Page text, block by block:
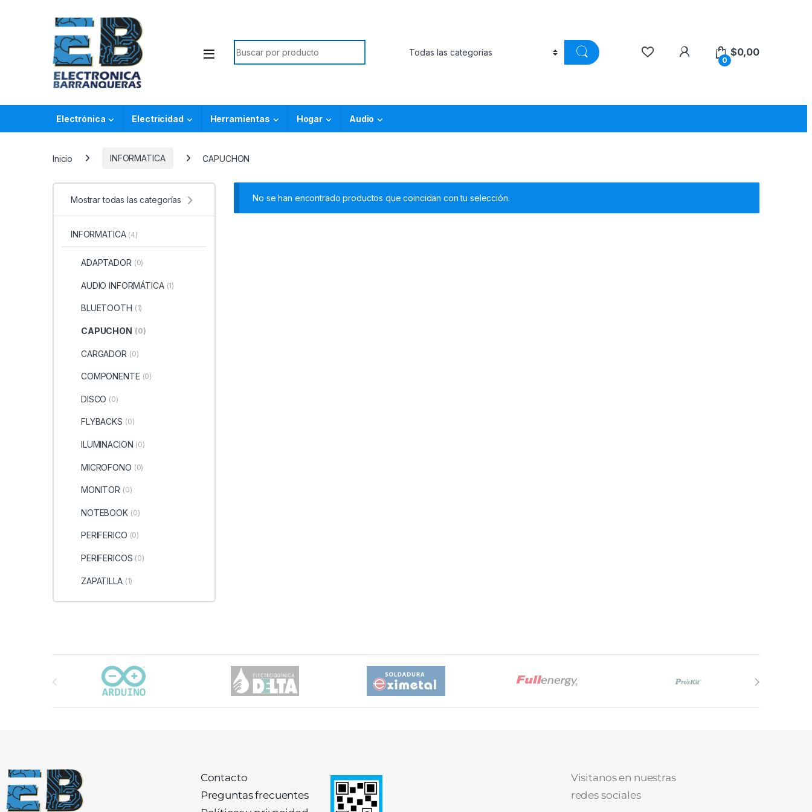
0
$0,00
Electrónica Electricidad Herramientas Hogar Audio
Inicio INFORMATICA CAPUCHON
No se han encontrado productos que coincidan con tu selección.
Mostrar todas las categorías
INFORMATICA (4)
ADAPTADOR (0)
AUDIO INFORMÁTICA (1)
BLUETOOTH (1)
CAPUCHON (0)
CARGADOR (0)
COMPONENTE (0)
DISCO (0)
FLYBACKS (0)
ILUMINACION (0)
MICROFONO (0)
MONITOR (0)
NOTEBOOK (0)
PERIFERICO (0)
PERIFERICOS (0)
ZAPATILLA (1)
Carrusel de marcas
Contacto
Preguntas frecuentes
Visitanos en nuestras
redes sociales